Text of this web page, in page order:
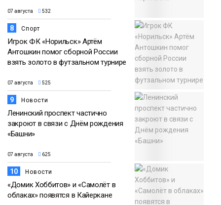
07 августа 532
8 Спорт
Игрок ФК «Норильск» Артём
Антошкин помог сборной России
взять золото в футзальном турнире
07 августа 525
9 Новости
Ленинский проспект частично
закроют в связи с Днём рождения
«Башни»
07 августа 625
10 Новости
«Домик Хоббитов» и «Самолёт в
облаках» появятся в Кайеркане